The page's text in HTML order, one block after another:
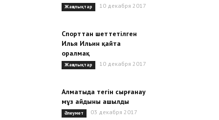
Жаңалықтар 10 декабря 2017
Спорттан шеттетілген
Илья Ильин қайта
оралмақ
Жаңалықтар 10 декабря 2017
Алматыда тегін сырғанау
мұз айдыны ашылды
Әлеумет 03 декабря 2017